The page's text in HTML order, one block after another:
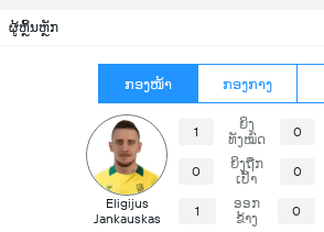
ຜູ້ຫຼິ້ນຫຼັກ
ກອງໜ້າ ກອງກາງ
Eligijus
Jankauskas
1
ຍິງ
ທັງໝົດ
0
0
ຍິງຖືກ
ເປົ້າ
0
1
ອອກ
ຂ້າງ
0